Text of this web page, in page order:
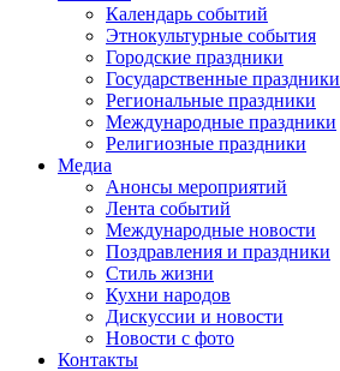
Календарь событий
Этнокультурные события
Городские праздники
Государственные праздники
Региональные праздники
Международные праздники
Религиозные праздники
Медиа
Анонсы мероприятий
Лента событий
Международные новости
Поздравления и праздники
Cтиль жизни
Кухни народов
Дискуссии и новости
Новости с фото
Контакты